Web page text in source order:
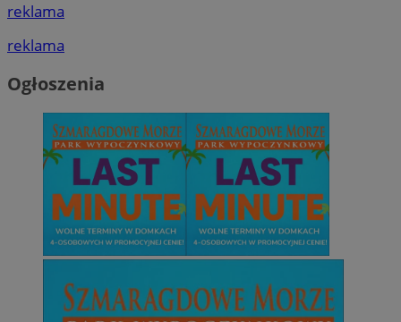
reklama
reklama
Ogłoszenia